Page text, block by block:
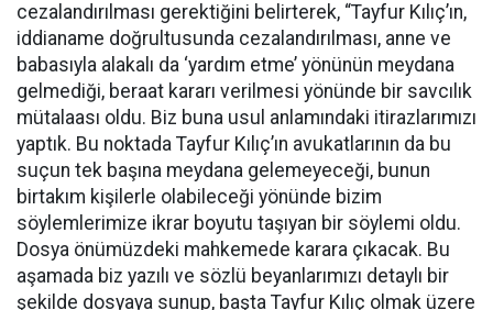
cezalandırılması gerektiğini belirterek, “Tayfur Kılıç’ın,
iddianame doğrultusunda cezalandırılması, anne ve
babasıyla alakalı da ‘yardım etme’ yönünün meydana
gelmediği, beraat kararı verilmesi yönünde bir savcılık
mütalaası oldu. Biz buna usul anlamındaki itirazlarımızı
yaptık. Bu noktada Tayfur Kılıç’ın avukatlarının da bu
suçun tek başına meydana gelemeyeceği, bunun
birtakım kişilerle olabileceği yönünde bizim
söylemlerimize ikrar boyutu taşıyan bir söylemi oldu.
Dosya önümüzdeki mahkemede karara çıkacak. Bu
aşamada biz yazılı ve sözlü beyanlarımızı detaylı bir
şekilde dosyaya sunup, başta Tayfur Kılıç olmak üzere